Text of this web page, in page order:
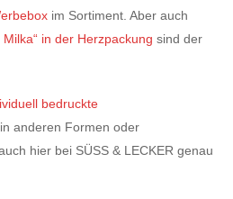
im Sortiment. Aber auch
in der Herzpackung sind der
bedruckte
anderen Formen oder
hier bei SÜSS & LECKER genau